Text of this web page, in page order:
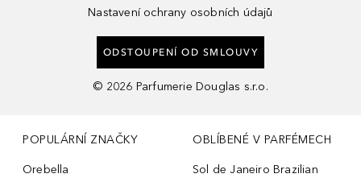
Nastavení ochrany osobních údajů
ODSTOUPENÍ OD SMLOUVY
© 2026 Parfumerie Douglas s.r.o.
POPULÁRNÍ ZNAČKY
Orebella
OBLÍBENÉ V PARFÉMECH
Sol de Janeiro Brazilian